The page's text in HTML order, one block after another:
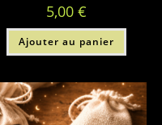
5,00 €
Ajouter au panier